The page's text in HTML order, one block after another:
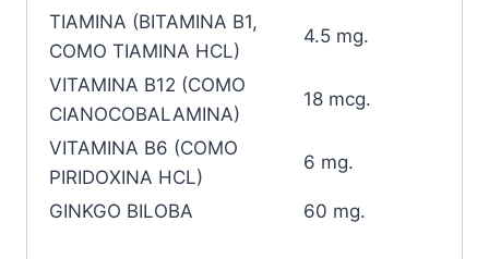
TIAMINA (BITAMINA B1,
COMO TIAMINA HCL)
4.5 mg.
VITAMINA B12 (COMO
CIANOCOBALAMINA)
18 mcg.
VITAMINA B6 (COMO
PIRIDOXINA HCL)
6 mg.
GINKGO BILOBA 60 mg.